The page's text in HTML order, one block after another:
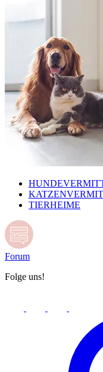
TIERHEIME
Forum
Folge uns!